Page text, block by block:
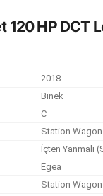
120 HP
2018
Binek
C
Station Wagon
İçten Yanmalı
Egea
Station Wagon